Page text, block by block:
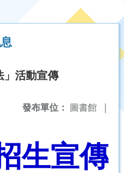
」活動宣傳
發布單位： 圖書館 |
生宣傳